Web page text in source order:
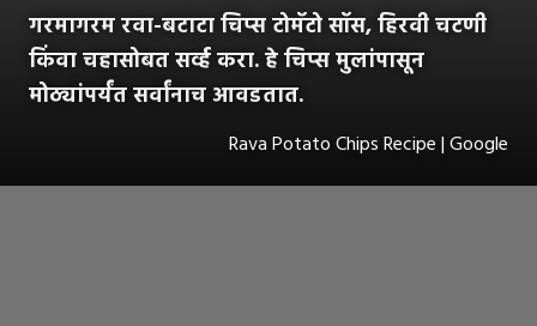
गरमागरम रवा-बटाटा चिप्स टोमॅटो सॉस, हिरवी चटणी
किंवा चहासोबत सर्व्ह करा. हे चिप्स मुलांपासून
मोठ्यांपर्यंत सर्वांनाच आवडतात.
Rava Potato Chips Recipe | Google